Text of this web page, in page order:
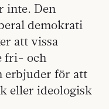
inte. Den
demokrati
att vissa
fri- och
erbjuder för att
eller ideologisk